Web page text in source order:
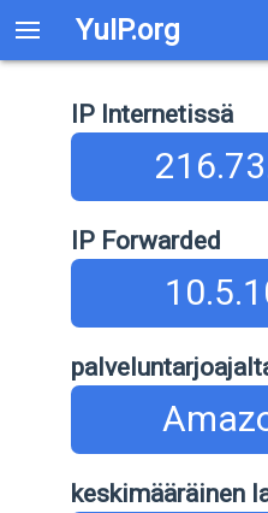
YuIP.org
IP Internetissä
IP Forwarded
keskimääräinen